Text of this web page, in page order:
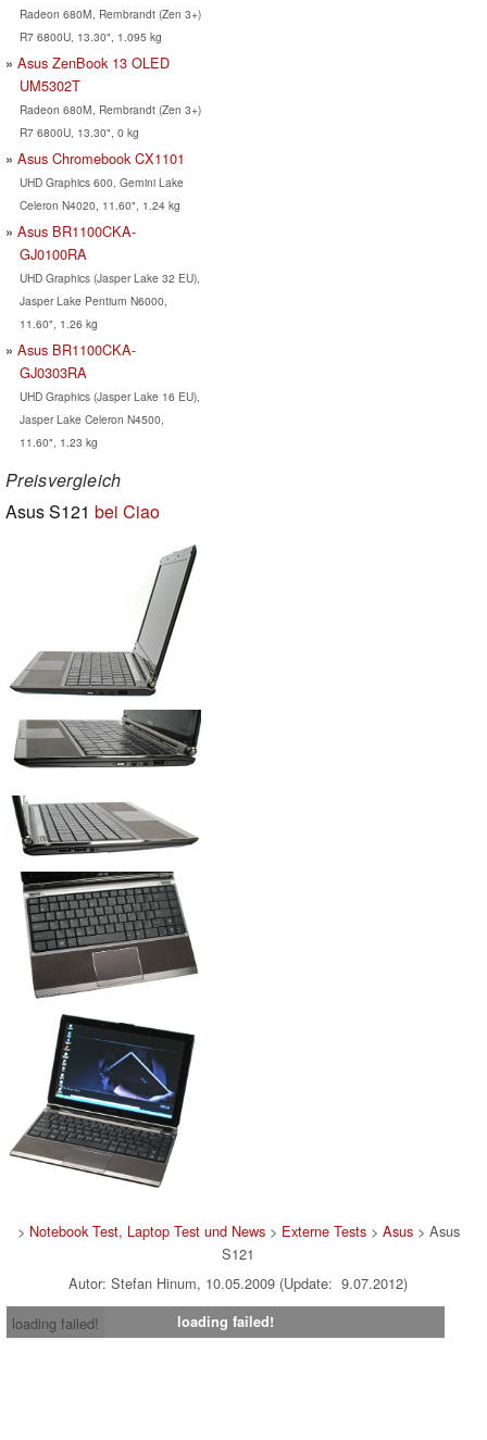
Radeon 680M, Rembrandt (Zen 3+)
R7 6800U, 13.30", 1.095 kg
Asus ZenBook 13 OLED
UM5302T
Radeon 680M, Rembrandt (Zen 3+)
R7 6800U, 13.30", 0 kg
Asus Chromebook CX1101
UHD Graphics 600, Gemini Lake
Celeron N4020, 11.60", 1.24 kg
Asus BR1100CKA-
GJ0100RA
UHD Graphics (Jasper Lake 32 EU),
Jasper Lake Pentium N6000,
11.60", 1.26 kg
Asus BR1100CKA-
GJ0303RA
UHD Graphics (Jasper Lake 16 EU),
Jasper Lake Celeron N4500,
11.60", 1.23 kg
Preisvergleich
Asus S121 bei Ciao
> Notebook Test, Laptop Test und News> Externe Tests> Asus> Asus
S121
Autor: Stefan Hinum, 10.05.2009 (Update: 9.07.2012)
loading failed!
loading failed!